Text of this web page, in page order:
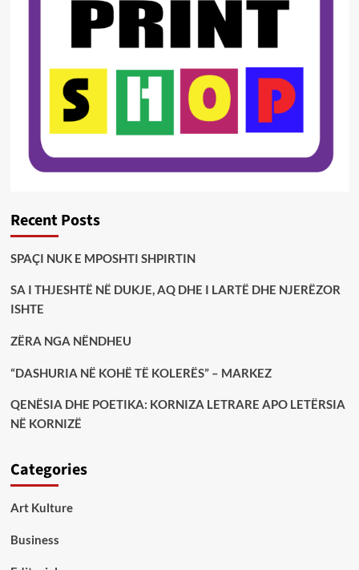
Recent Posts
SPAÇI NUK E MPOSHTI SHPIRTIN
SA I THJESHTË NË DUKJE, AQ DHE I LARTË DHE NJERËZOR
ISHTE
ZËRA NGA NËNDHEU
“DASHURIA NË KOHË TË KOLERËS” – MARKEZ
QENËSIA DHE POETIKA: KORNIZA LETRARE APO LETËRSIA
NË KORNIZË
Categories
Art Kulture
Business